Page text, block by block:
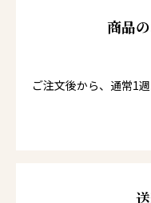
商品
ご注文後から、通常1